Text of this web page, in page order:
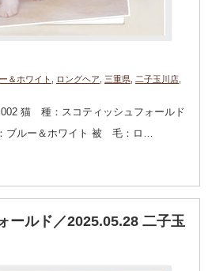
＆ホワイト , ロングヘア, 三重県, 二子玉川店,
猫 種：スコティッシュフォールド
ブルー＆ホワイト 被 毛：ロ…
ールド／2025.05.28 二子玉